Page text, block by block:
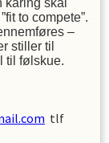
skal
to compete”.
–
stiller til
til følskue.
tlf